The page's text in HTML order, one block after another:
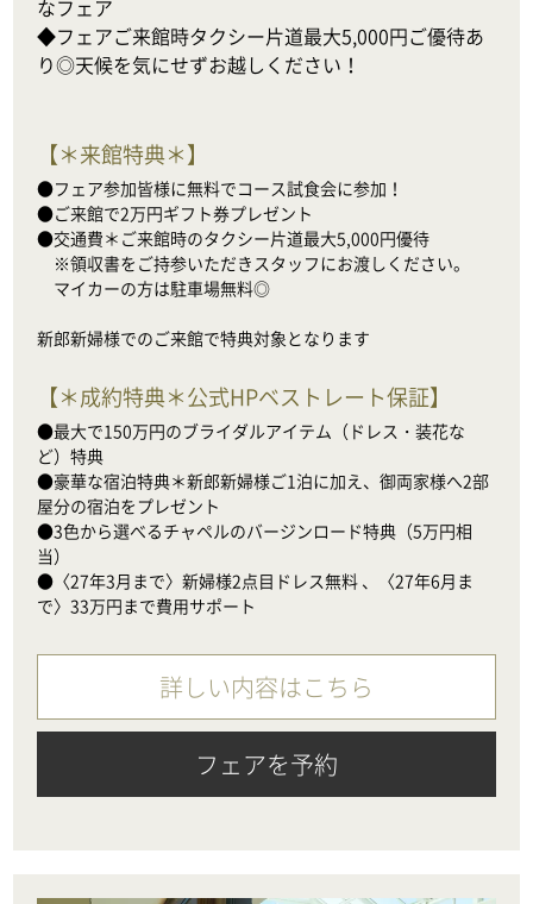
なフェア
◆フェアご来館時タクシー片道最大5,000円ご優待あ
り◎天候を気にせずお越しください！
【＊来館特典＊】
●フェア参加皆様に無料でコース試食会に参加！
●ご来館で2万円ギフト券プレゼント
●交通費＊ご来館時のタクシー片道最大5,000円優待
※領収書をご持参いただきスタッフにお渡しください。
マイカーの方は駐車場無料◎
新郎新婦様でのご来館で特典対象となります
【＊成約特典＊公式HPベストレート保証】
●最大で150万円のブライダルアイテム（ドレス・装花な
ど）特典
●豪華な宿泊特典＊新郎新婦様ご1泊に加え、御両家様へ2部
屋分の宿泊をプレゼント
●3色から選べるチャペルのバージンロード特典（5万円相
当）
●〈27年3月まで〉新婦様2点目ドレス無料 、〈27年6月ま
で〉33万円まで費用サポート
詳しい内容はこちら
フェアを予約